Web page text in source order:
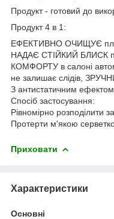
Продукт - готовий до
Продукт 4 в 1:
ЕФЕКТИВНО ОЧИЩУЄ
НАДАЄ СТІЙКИЙ БЛИСК
КОМФОРТУ в салоні
не залишає слідів,
З антистатичним
Спосіб застосування:
Рівномірно розподілити
Протерти м'якою
Приховати
Характеристики
Основні